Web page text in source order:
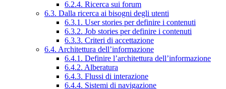
6.2.4. Ricerca sui forum
6.3. Dalla ricerca ai bisogni degli utenti
6.3.1. User stories per definire i contenuti
6.3.2. Job stories per definire i contenuti
6.3.3. Criteri di accettazione
6.4. Architettura dell’informazione
6.4.1. Definire l’architettura dell’informazione
6.4.2. Alberatura
6.4.3. Flussi di interazione
6.4.4. Sistemi di navigazione